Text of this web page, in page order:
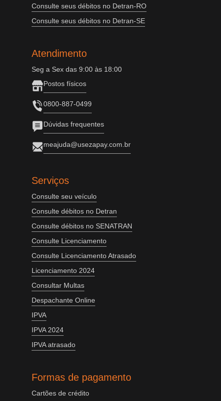
Consulte seus débitos no Detran-RO
Consulte seus débitos no Detran-SE
Atendimento
Seg a Sex das 9:00 às 18:00
Postos físicos
0800-887-0499
Dúvidas frequentes
meajuda@usezapay.com.br
Serviços
Consulte seu veículo
Consulte débitos no Detran
Consulte débitos no SENATRAN
Consulte Licenciamento
Consulte Licenciamento Atrasado
Licenciamento 2024
Consultar Multas
Despachante Online
IPVA
IPVA 2024
IPVA atrasado
Formas de pagamento
Cartões de crédito